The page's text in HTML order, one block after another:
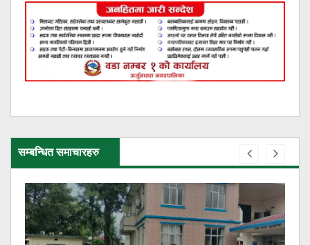
सम्बन्धित समाचारहरु